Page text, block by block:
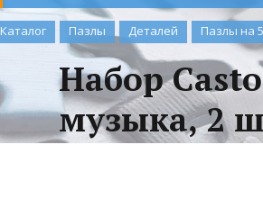
Каталог Пазлы Деталей Пазлы на
Набор
музыка, 2